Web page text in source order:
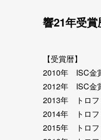
響21年受賞
【受賞暦】
2010年 ISC金
2012年 ISC金
2013年 トロフ
2014年 トロフ
2015年 トロフ